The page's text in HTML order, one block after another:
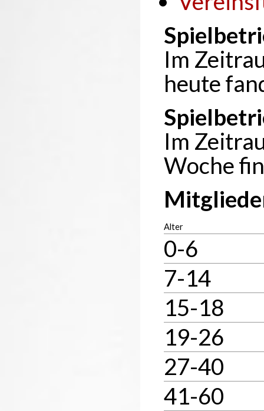
Im
heute
Im
Woche
Alter
0-6
7-14
15-18
19-26
27-40
41-60